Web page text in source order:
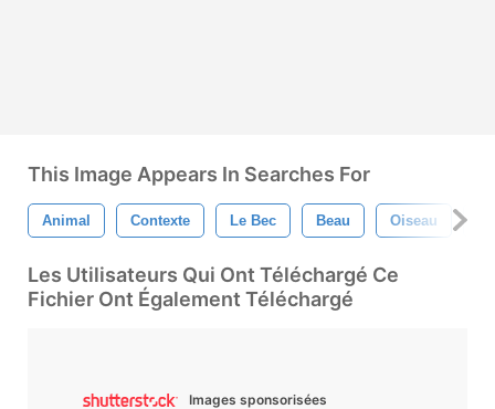
This Image Appears In Searches For
Animal Contexte Le Bec Beau Oiseau
Les Utilisateurs Qui Ont Téléchargé Ce
Fichier Ont Également Téléchargé
Images sponsorisées